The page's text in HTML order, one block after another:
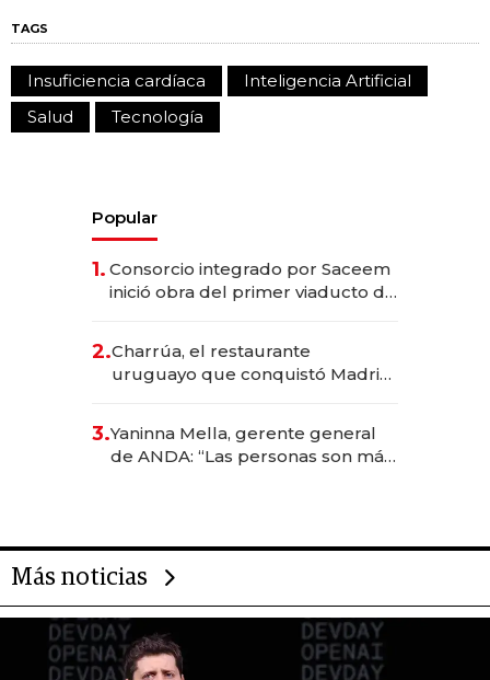
TAGS
Insuficiencia cardíaca
Inteligencia Artificial
Salud
Tecnología
Popular
1. Consorcio integrado por Saceem
inició obra del primer viaducto de
millones
2.Charrúa, el restaurante
uruguayo que conquistó Madrid:
anticipación y prepara apertura
3.Yaninna Mella, gerente general
de ANDA: “Las personas son más
Más noticias